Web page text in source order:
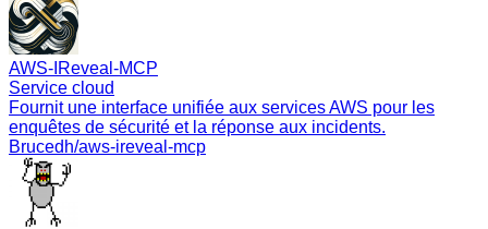
AWS‑IReveal‑MCP
Service cloud
Fournit une interface unifiée aux services AWS pour les
enquêtes de sécurité et la réponse aux incidents.
Brucedh/aws-ireveal-mcp